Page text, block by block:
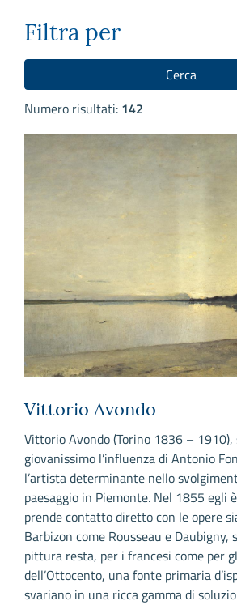
Numero risultati: 142
Vittorio Avondo
Vittorio Avondo (Torino 1836 – 1910),
giovanissimo l’influenza di Antonio
l’artista determinante nello
paesaggio in Piemonte. Nel 1855 egli
prende contatto diretto con le opere
Barbizon come Rousseau e Daubigny,
pittura resta, per i francesi come per
dell’Ottocento, una fonte primaria
svariano in una ricca gamma di
Filtra per
Cerca